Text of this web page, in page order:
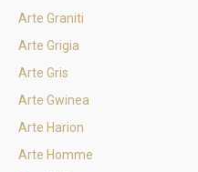
Arte Graniti
Arte Grigia
Arte Gris
Arte Gwinea
Arte Harion
Arte Homme